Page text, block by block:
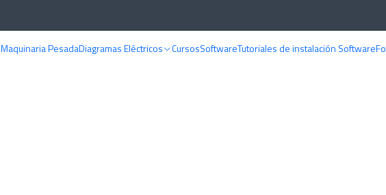
Maquinaria PesadaDiagramas Eléctricos CursosSoftwareTutoriales de instalación Software
Jeep